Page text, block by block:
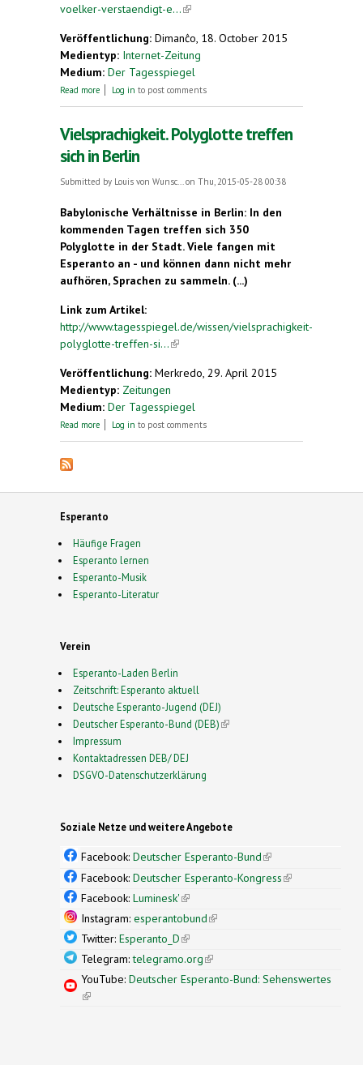
voelker-verstaendigt-e...(link is external)
Veröffentlichung: Dimanĉo, 18. October 2015
Medientyp: Internet-Zeitung
Medium: Der Tagesspiegel
Read more about Völker, verständigt euch
Log in to post comments
Vielsprachigkeit. Polyglotte treffen
sich in Berlin
Submitted by Louis von Wunsc... on Thu, 2015-05-28 00:38
Babylonische Verhältnisse in Berlin: In den
kommenden Tagen treffen sich 350
Polyglotte in der Stadt. Viele fangen mit
Esperanto an - und können dann nicht mehr
aufhören, Sprachen zu sammeln. (...)
Link zum Artikel:
http://www.tagesspiegel.de/wissen/vielsprachigkeit-
polyglotte-treffen-si...(link is external)
Veröffentlichung: Merkredo, 29. April 2015
Medientyp: Zeitungen
Medium: Der Tagesspiegel
Read more about Vielsprachigkeit. Polyglotte treffen sich in
Log in to post comments
Esperanto
Häufige Fragen
Esperanto lernen
Esperanto-Musik
Esperanto-Literatur
Verein
Esperanto-Laden Berlin
Zeitschrift: Esperanto aktuell
Deutsche Esperanto-Jugend (DEJ)
Deutscher Esperanto-Bund (DEB)(link is external)
Impressum
Kontaktadressen DEB/ DEJ
DSGVO-Datenschutzerklärung
Soziale Netze und weitere Angebote
Facebook: Deutscher Esperanto-Bund(link is
external)
Facebook: Deutscher Esperanto-Kongress(link is
Facebook: Luminesk'(link is external)
Instagram: esperantobund(link is external)
Twitter: Esperanto_D(link is external)
Telegram:telegramo.org(link is external)
YouTube: Deutscher Esperanto-Bund: Sehenswertes
(link is external)